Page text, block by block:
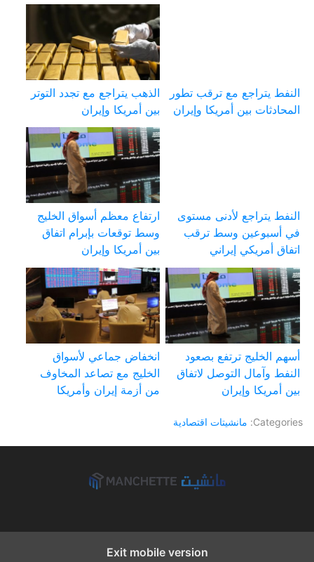
النفط يتراجع مع ترقب تطور
المحادثات بين أمريكا وإيران
الذهب يتراجع مع تجدد التوتر
بين أمريكا وإيران
النفط يتراجع لأدنى مستوى
في أسبوعين وسط ترقب
اتفاق أمريكي إيراني
ارتفاع معظم أسواق الخليج
وسط توقعات بإبرام اتفاق
بين أمريكا وإيران
أسهم الخليج ترتفع بصعود
النفط وآمال التوصل لاتفاق
بين أمريكا وإيران
انخفاض جماعي لأسواق
الخليج مع تصاعد المخاوف
من أزمة إيران وأمريكا
Categories: مانشيتات اقتصادية
Exit mobile version